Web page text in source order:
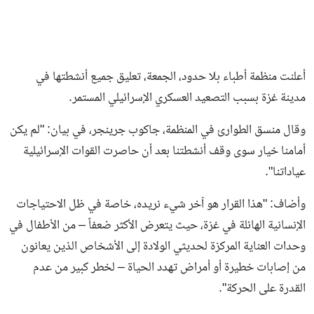
أعلنت منظمة أطباء بلا حدود، الجمعة، تعليق جميع أنشطتها في
مدينة غزة بسبب التصعيد العسكري الإسرائيلي المستمر.
وقال منسق الطوارئ في المنظمة، جاكوب جرينجر، في بيان: "لم يكن
أمامنا خيار سوى وقف أنشطتنا بعد أن حاصرت القوات الإسرائيلية
عياداتنا".
وأضاف: "هذا القرار هو آخر شيء نريده، خاصة في ظل الاحتياجات
الإنسانية الهائلة في غزة، حيث يتعرض الأكثر ضعفاً – من الأطفال في
وحدات العناية المركزة لحديثي الولادة إلى الأشخاص الذين يعانون
من إصابات خطيرة أو أمراض تهدد الحياة – لخطر كبير من عدم
القدرة على الحركة".